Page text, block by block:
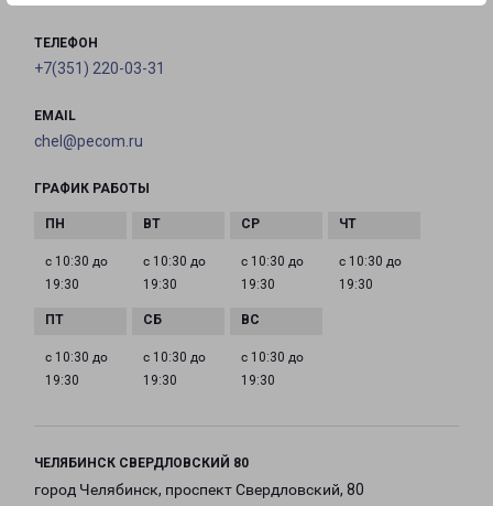
ТЕЛЕФОН
+7(351) 220-03-31
EMAIL
chel@pecom.ru
ГРАФИК РАБОТЫ
с 10:30 до
19:30
с 10:30 до
19:30
с 10:30 до
19:30
с 10:30 до
19:30
с 10:30 до
19:30
с 10:30 до
19:30
с 10:30 до
19:30
ЧЕЛЯБИНСК СВЕРДЛОВСКИЙ 80
город Челябинск, проспект Свердловский, 80